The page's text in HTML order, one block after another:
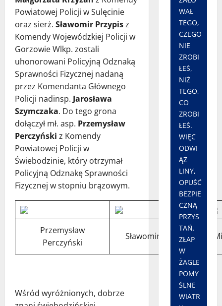
Powiatowej Policji w Sulęcinie
oraz sierż. Sławomir Przypisz
Komendy Wojewódzkiej Policji w
Gorzowie Wlkp. zostali
uhonorowani Policyjną Odznaką
Sprawności Fizycznej nadaną
przez Komendanta Głównego
Policji nadinsp. Jarosława
Szymczaka. Do tego grona
dołączył mł. asp. Przemysław
Perczyński z Komendy
Powiatowej Policji w
Świebodzinie, który otrzymał
Policyjną Odznakę Sprawności
Fizycznej w stopniu brązowym.
Przemysław
Perczyński
Sławomir Przypis
Wśród wyróżnionych, dobrze
WAŁ
TEGO,
CZEGO
NIE
ZROBI
ŁEŚ,
NIŻ
TEGO,
CO
ZROBI
ŁEŚ.
WIĘC
ODWI
ĄŻ
LINY,
OPUŚĆ
BEZPIE
CZNĄ
PRZYS
TAŃ.
ZŁAP
W
ŻAGLE
POMY
ŚLNE
WIATR